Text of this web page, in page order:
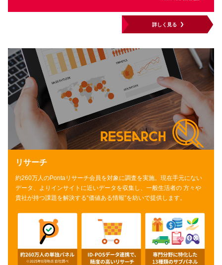
詳しく見る
リサーチ
約260万人のPontaリサーチ会員を対象に調査を実施。現在手元にない
データ、 よりインサイトに近いデータを収集し、一般生活者の 方々や
貴社が持つ課題を解決する“価値ある情報”を紡いで提供します。